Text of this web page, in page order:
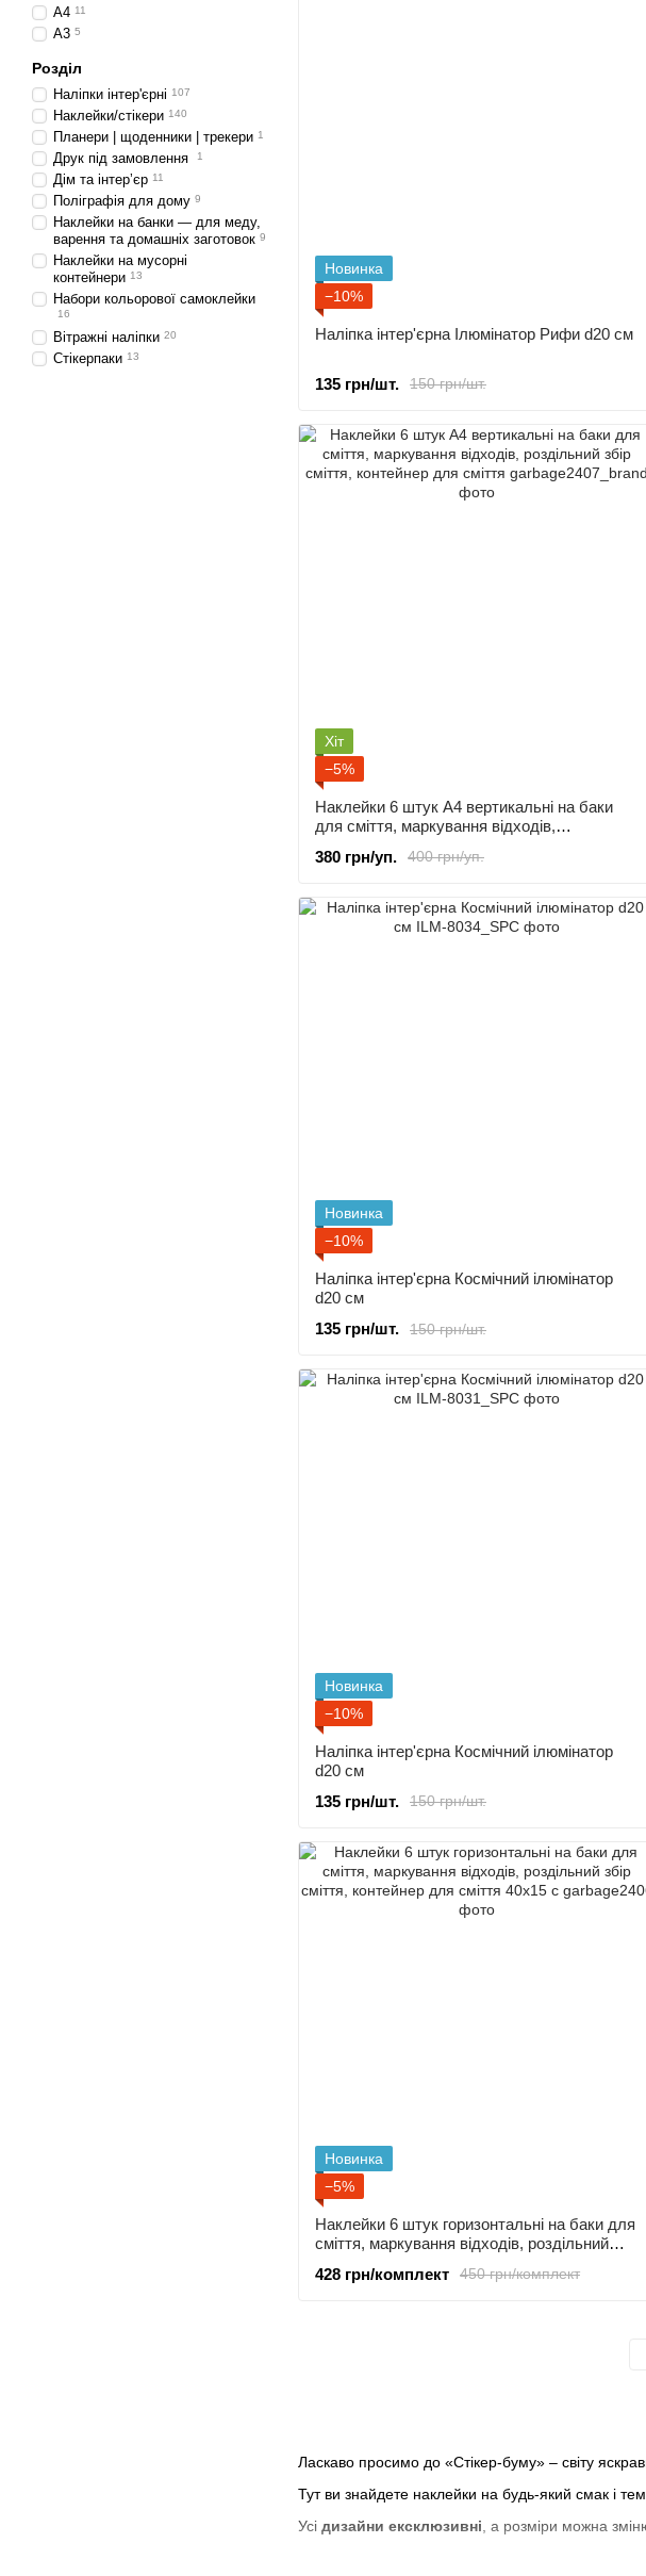
Ласкаво просимо до «Стікер-буму» – світу
Тут ви знайдете наклейки на будь-який смак і
Усі дизайни ексклюзивні, а розміри можна
Новинка
−10%
Наліпка інтер'єрна Ілюмінатор Рифи d20 cм
150 грн/шт.
135 грн/шт.
Хіт
−5%
Наклейки 6 штук А4 вертикальні на баки
для сміття, маркування відходів,
сміття
400 грн/уп.
380 грн/уп.
Новинка
−10%
Наліпка інтер'єрна Космічний ілюмінатор
d20 cм
150 грн/шт.
135 грн/шт.
Новинка
−10%
Наліпка інтер'єрна Космічний ілюмінатор
d20 cм
150 грн/шт.
135 грн/шт.
Новинка
−5%
Наклейки 6 штук горизонтальні на баки для
сміття, маркування відходів, роздільний
450 грн/комплект
428 грн/комплект
А4 11
А3 5
Розділ
Наліпки інтер'єрні 107
Наклейки/стікери 140
Планери | щоденники | трекери 1
Друк під замовлення 1
Дім та інтерʼєр 11
Поліграфія для дому 9
Наклейки на банки — для меду,
варення та домашніх заготовок 9
Наклейки на мусорні
контейнери 13
Набори кольорової самоклейки
16
Вітражні наліпки 20
Стікерпаки 13